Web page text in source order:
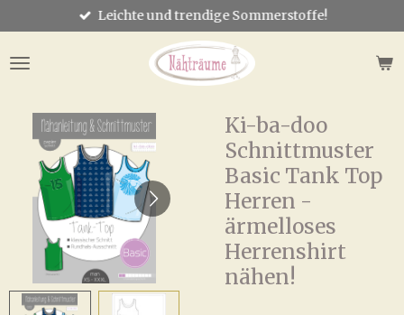
Hauptinhalt
springen
Leichte und trendige Sommerstoffe!
Ki-ba-doo
Schnittmuster
Basic Tank Top
Herren -
ärmelloses
Herrenshirt
nähen!